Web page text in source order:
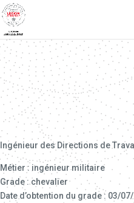
Ingénieur des Directions de
Métier : ingénieur militaire
Grade : chevalier
Date d’obtention du grade : 03/